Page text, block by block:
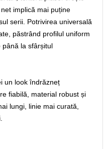
implică mai puține
serii. Potrivirea universală
păstrând profilul uniform
până la sfârșitul
un look îndrăzneț
fiabilă, material robust și
lungi, linie mai curată,